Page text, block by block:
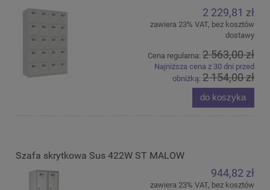
2 229,81 zł
zawiera 23% VAT, bez kosztów
dostawy
Cena regularna: 2 563,00 zł
Najniższa cena z 30 dni przed
obniżką: 2 154,00 zł
do koszyka
Szafa skrytkowa Sus 422W ST MALOW
944,82 zł
zawiera 23% VAT, bez kosztów